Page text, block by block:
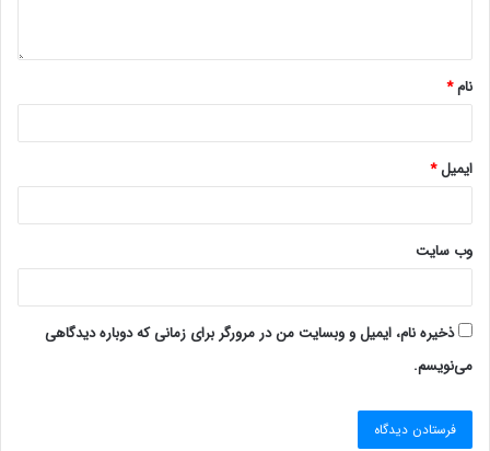
نام*
ایمیل*
وب‌ سایت
ذخیره نام، ایمیل و وبسایت من در مرورگر برای زمانی که دوباره دیدگاهی
می‌نویسم.